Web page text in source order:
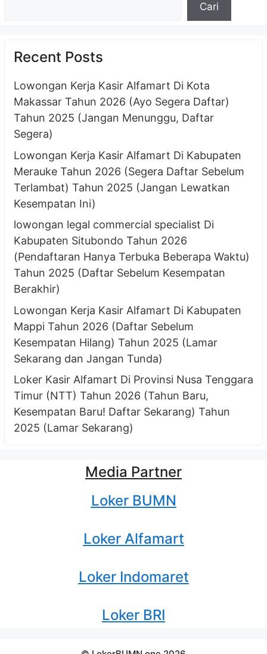
Cari
Recent Posts
Lowongan Kerja Kasir Alfamart Di Kota
Makassar Tahun 2026 (Ayo Segera Daftar)
Tahun 2025 (Jangan Menunggu, Daftar
Segera)
Lowongan Kerja Kasir Alfamart Di Kabupaten
Merauke Tahun 2026 (Segera Daftar Sebelum
Terlambat) Tahun 2025 (Jangan Lewatkan
Kesempatan Ini)
lowongan legal commercial specialist Di
Kabupaten Situbondo Tahun 2026
(Pendaftaran Hanya Terbuka Beberapa Waktu)
Tahun 2025 (Daftar Sebelum Kesempatan
Berakhir)
Lowongan Kerja Kasir Alfamart Di Kabupaten
Mappi Tahun 2026 (Daftar Sebelum
Kesempatan Hilang) Tahun 2025 (Lamar
Sekarang dan Jangan Tunda)
Loker Kasir Alfamart Di Provinsi Nusa Tenggara
Timur (NTT) Tahun 2026 (Tahun Baru,
Kesempatan Baru! Daftar Sekarang) Tahun
2025 (Lamar Sekarang)
Media Partner
Loker BUMN
Loker Alfamart
Loker Indomaret
Loker BRI